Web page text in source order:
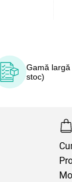
Gamă
stoc)